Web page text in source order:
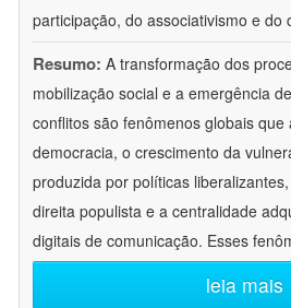
participação, do associativismo e do
Resumo: A transformação dos
mobilização social e a emergência
conflitos são fenômenos globais
democracia, o crescimento da
produzida por políticas
direita populista e a centralidade
digitais de comunicação. Esses
leia mais